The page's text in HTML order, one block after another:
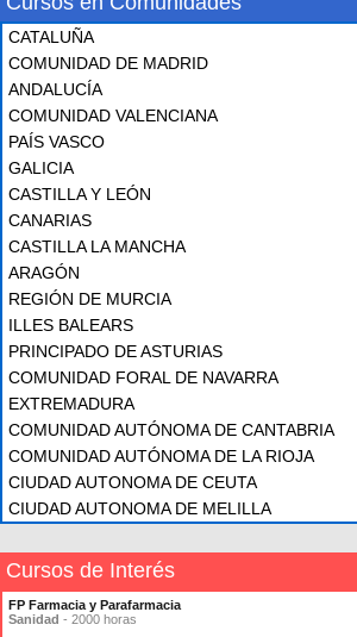
CATALUÑA
COMUNIDAD DE MADRID
ANDALUCÍA
COMUNIDAD VALENCIANA
PAÍS VASCO
GALICIA
CASTILLA Y LEÓN
CANARIAS
CASTILLA LA MANCHA
ARAGÓN
REGIÓN DE MURCIA
ILLES BALEARS
PRINCIPADO DE ASTURIAS
COMUNIDAD FORAL DE NAVARRA
EXTREMADURA
COMUNIDAD AUTÓNOMA DE CANTABRIA
COMUNIDAD AUTÓNOMA DE LA RIOJA
CIUDAD AUTONOMA DE CEUTA
CIUDAD AUTONOMA DE MELILLA
Cursos de Interés
FP Farmacia y Parafarmacia
Sanidad - 2000 horas